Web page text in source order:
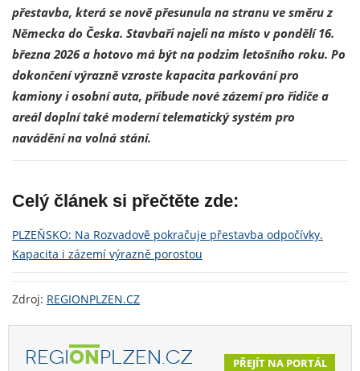
přestavba, která se nově přesunula na stranu ve směru z
Německa do Česka. Stavbaři najeli na místo v pondělí 16.
března 2026 a hotovo má být na podzim letošního roku. Po
dokončení výrazně vzroste kapacita parkování pro
kamiony i osobní auta, přibude nové zázemí pro řidiče a
areál doplní také moderní telematický systém pro
navádění na volná stání.
Celý článek si přečtěte zde:
PLZEŇSKO: Na Rozvadově pokračuje přestavba odpočívky.
Kapacita i zázemí výrazně porostou
Zdroj: REGIONPLZEN.CZ
REGIONPLZEN.CZ PŘEJÍT NA PORTÁL